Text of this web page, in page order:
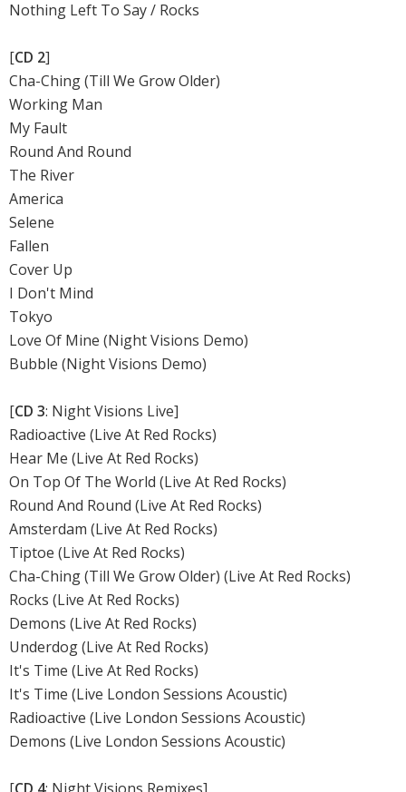
Nothing Left To Say / Rocks
[CD 2]
Cha-Ching (Till We Grow Older)
Working Man
My Fault
Round And Round
The River
America
Selene
Fallen
Cover Up
I Don't Mind
Tokyo
Love Of Mine (Night Visions Demo)
Bubble (Night Visions Demo)
[CD 3: Night Visions Live]
Radioactive (Live At Red Rocks)
Hear Me (Live At Red Rocks)
On Top Of The World (Live At Red Rocks)
Round And Round (Live At Red Rocks)
Amsterdam (Live At Red Rocks)
Tiptoe (Live At Red Rocks)
Cha-Ching (Till We Grow Older) (Live At Red Rocks)
Rocks (Live At Red Rocks)
Demons (Live At Red Rocks)
Underdog (Live At Red Rocks)
It's Time (Live At Red Rocks)
It's Time (Live London Sessions Acoustic)
Radioactive (Live London Sessions Acoustic)
Demons (Live London Sessions Acoustic)